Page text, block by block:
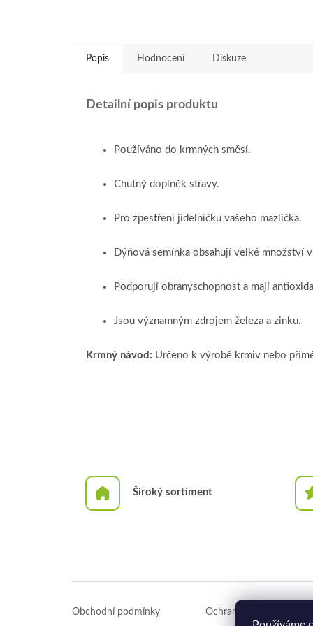
Popis Hodnocení Diskuze
Detailní popis produktu
Používáno do krmných směsí.
Chutný doplněk stravy.
Pro zpestření jídelníčku vašeho mazlíčka.
Dýňová semínka obsahují velké množství
Podporují obranyschopnost a mají
Jsou významným zdrojem železa a zinku.
Krmný návod: Určeno k výrobě krmiv nebo
Široký sortiment
Obchodní podmínky Ochrana osobních údajů